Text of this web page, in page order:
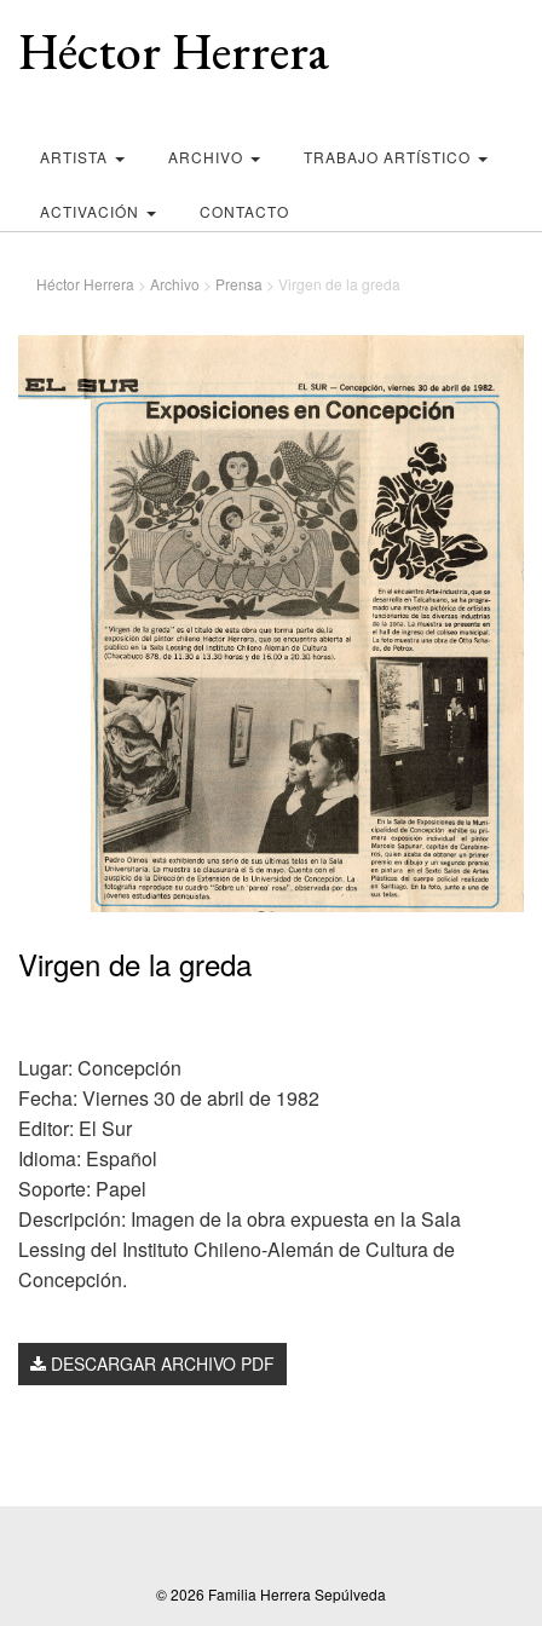
Héctor Herrera
ARTISTA ARCHIVO TRABAJO ARTÍSTICO
ACTIVACIÓN CONTACTO
Héctor Herrera > Archivo > Prensa > Virgen de la greda
Virgen de la greda
Lugar: Concepción
Fecha: Viernes 30 de abril de 1982
Editor: El Sur
Idioma: Español
Soporte: Papel
Descripción: Imagen de la obra expuesta en la Sala
Lessing del Instituto Chileno-Alemán de Cultura de
Concepción.
DESCARGAR ARCHIVO PDF
© 2026 Familia Herrera Sepúlveda